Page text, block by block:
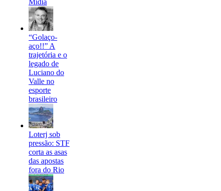
“Golaço-
aço!!” A
trajetória e o
legado de
Luciano do
Valle no
esporte
brasileiro
Loterj sob
pressão: STF
corta as asas
das apostas
fora do Rio